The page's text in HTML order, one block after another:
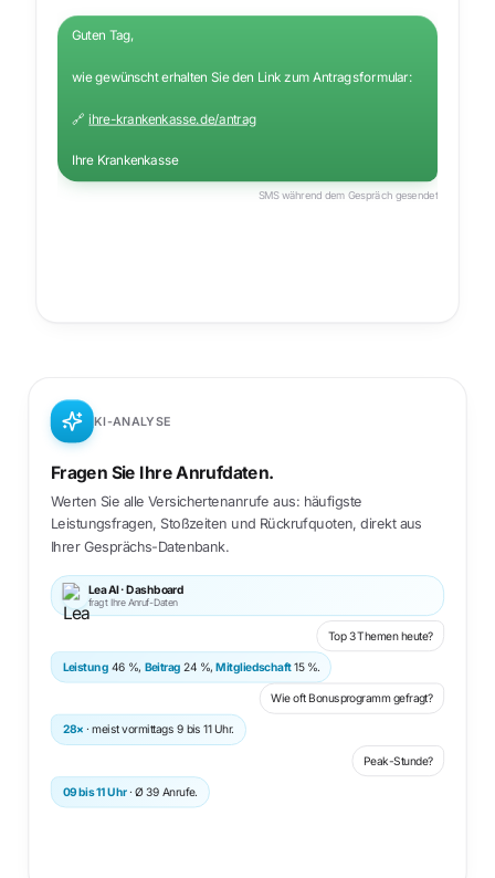
Guten Tag,
wie gewünscht erhalten Sie den Link zum Antragsformular:
🔗 ihre-krankenkasse.de/antrag
Ihre Krankenkasse
SMS während dem Gespräch gesendet
KI-ANALYSE
Fragen Sie Ihre Anrufdaten.
Werten Sie alle Versichertenanrufe aus: häufigste
Leistungsfragen, Stoßzeiten und Rückrufquoten, direkt aus
Ihrer Gesprächs-Datenbank.
Lea AI · Dashboard
fragt Ihre Anruf-Daten
Top 3 Themen heute?
Leistung 46 %, Beitrag 24 %,Mitgliedschaft15 %.
Wie oft Bonusprogramm gefragt?
28× · meist vormittags 9 bis 11 Uhr.
Peak-Stunde?
09 bis 11 Uhr· Ø 39 Anrufe.